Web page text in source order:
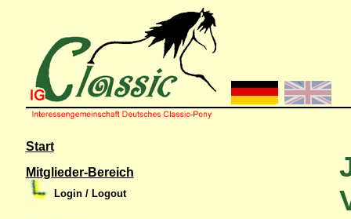
Start
Mitglieder-Bereich
Login / Logout